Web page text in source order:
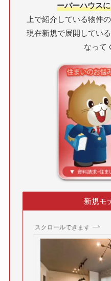
ーバーハウス
上で紹介している物件
現在新規で展開してい
なって
新規モ
スクロールできます